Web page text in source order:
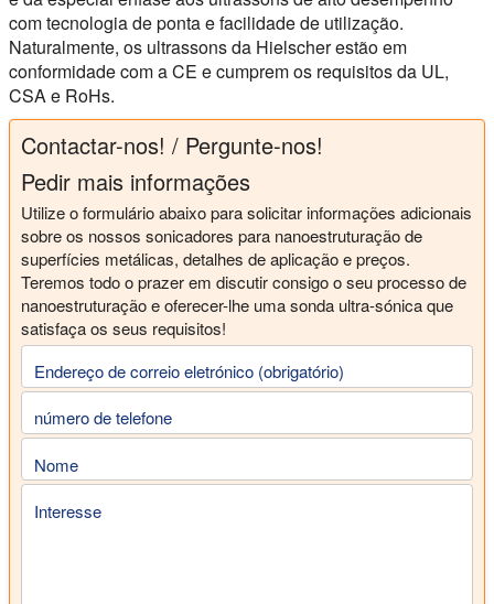
com tecnologia de ponta e facilidade de utilização.
Naturalmente, os ultrassons da Hielscher estão em
conformidade com a CE e cumprem os requisitos da UL,
CSA e RoHs.
Contactar-nos! / Pergunte-nos!
Pedir mais informações
Utilize o formulário abaixo para solicitar informações adicionais
sobre os nossos sonicadores para nanoestruturação de
superfícies metálicas, detalhes de aplicação e preços.
Teremos todo o prazer em discutir consigo o seu processo de
nanoestruturação e oferecer-lhe uma sonda ultra-sónica que
satisfaça os seus requisitos!
Endereço de correio eletrónico (obrigatório)
número de telefone
Nome
Interesse